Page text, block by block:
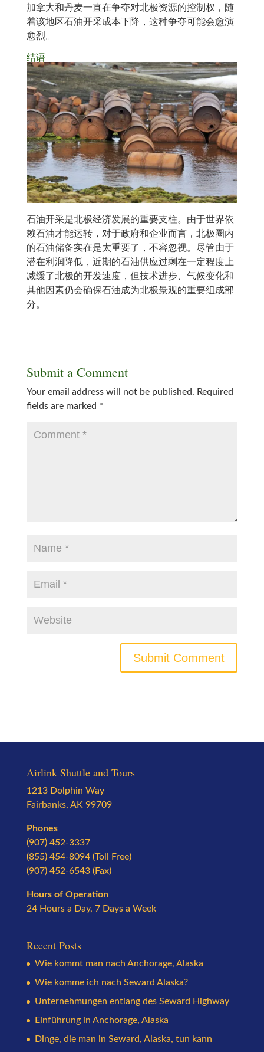
加拿大和丹麦一直在争夺对北极资源的控制权，随
着该地区石油开采成本下降，这种争夺可能会愈演
愈烈。
结语
石油开采是北极经济发展的重要支柱。由于世界依
赖石油才能运转，对于政府和企业而言，北极圈内
的石油储备实在是太重要了，不容忽视。尽管由于
潜在利润降低，近期的石油供应过剩在一定程度上
减缓了北极的开发速度，但技术进步、气候变化和
其他因素仍会确保石油成为北极景观的重要组成部
分。
Submit a Comment
Your email address will not be published. Required
fields are marked *
Airlink Shuttle and Tours
1213 Dolphin Way
Fairbanks, AK 99709
Phones
(907) 452-3337
(855) 454-8094 (Toll Free)
(907) 452-6543 (Fax)
Hours of Operation
24 Hours a Day, 7 Days a Week
Recent Posts
Wie kommt man nach Anchorage, Alaska
Wie komme ich nach Seward Alaska?
Unternehmungen entlang des Seward Highway
Einführung in Anchorage, Alaska
Dinge, die man in Seward, Alaska, tun kann